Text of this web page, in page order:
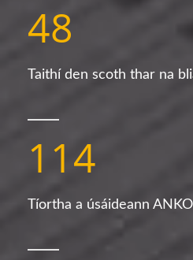
48
Taithí den scoth thar na
114
Tíortha a úsáideann ANKO